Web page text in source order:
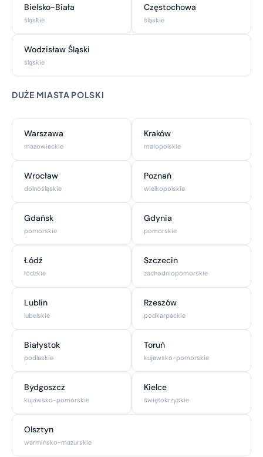
Bielsko-Biała
śląskie
Częstochowa
śląskie
Wodzisław Śląski
śląskie
DUŻE MIASTA POLSKI
Warszawa
mazowieckie
Kraków
małopolskie
Wrocław
dolnośląskie
Poznań
wielkopolskie
Gdańsk
pomorskie
Gdynia
pomorskie
Łódź
łódzkie
Szczecin
zachodniopomorskie
Lublin
lubelskie
Rzeszów
podkarpackie
Białystok
podlaskie
Toruń
kujawsko-pomorskie
Bydgoszcz
kujawsko-pomorskie
Kielce
świętokrzyskie
Olsztyn
warmińsko-mazurskie